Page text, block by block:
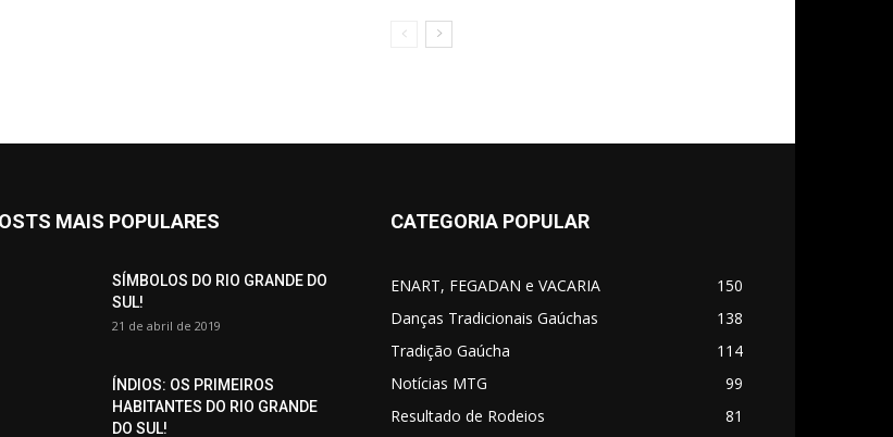
MAIS POPULARES
SÍMBOLOS DO RIO GRANDE DO
SUL!
21 de abril de 2019
ÍNDIOS: OS PRIMEIROS
HABITANTES DO RIO GRANDE
DO SUL!
CATEGORIA POPULAR
ENART, FEGADAN e VACARIA
150
Danças Tradicionais Gaúchas
138
Tradição Gaúcha
114
Notícias MTG
99
Resultado de Rodeios
81